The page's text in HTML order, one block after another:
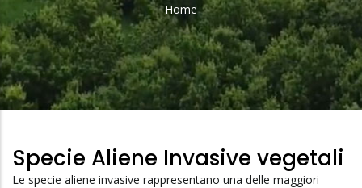
Briciole
Di
Pane
Home
Specie Aliene Invasive vegetali
Le specie aliene invasive rappresentano una delle maggiori